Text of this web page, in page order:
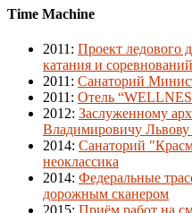
Time Machine
2011 : Проект ледового
катания и
2011 : Санаторий
2011 : Отель
2012: Заслуженному
Владимировичу Львову
2014: Санаторий
неоклассика
2014: Федеральные
дорожным сканером